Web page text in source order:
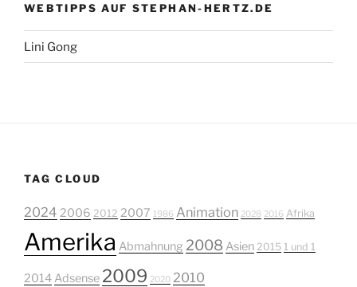
WEBTIPPS AUF STEPHAN-HERTZ.DE
Lini Gong
TAG CLOUD
2024 2006 2012 2007 1986 Animation 2028 2016 Afrika
Amerika Abmahnung 2008 Asien 2015 1 und 1
2014 Adsense 2009 2020 2010